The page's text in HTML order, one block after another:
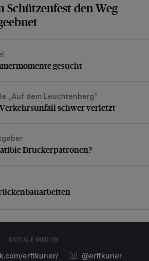
Schützenfest den Weg
gesucht
gesucht
schwer verletzt
„Auf dem Leuchtenberg“
schwer verletzt
Druckerpatronen?
Druckerpatronen?
SOZIALE MEDIEN
erftkurier/ @erftkurier